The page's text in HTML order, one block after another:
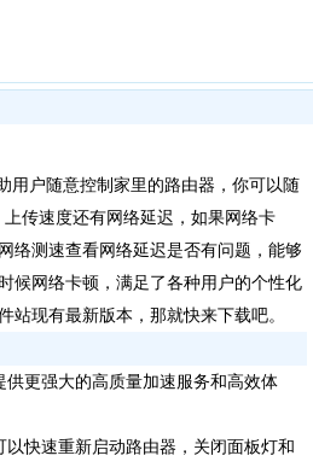
用户随意控制家里的路由器，你可以随
传速度还有网络延迟，如果网络卡
络测速查看网络延迟是否有问题，能够
候网络卡顿，满足了各种用户的个性化
现有最新版本，那就快来下载吧。
更强大的高质量加速服务和高效体
快速重新启动路由器，关闭面板灯和